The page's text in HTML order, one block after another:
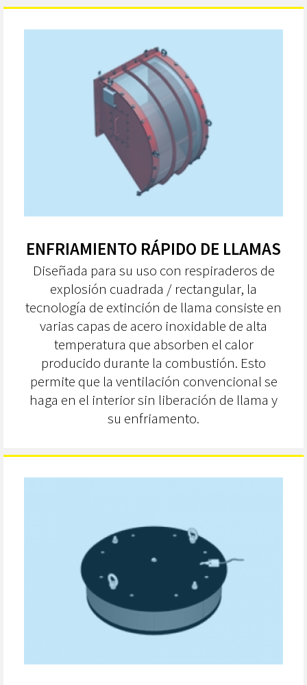
ENFRIAMIENTO RÁPIDO DE LLAMAS
Diseñada para su uso con respiraderos de
explosión cuadrada / rectangular, la
tecnología de extinción de llama consiste en
varias capas de acero inoxidable de alta
temperatura que absorben el calor
producido durante la combustión. Esto
permite que la ventilación convencional se
haga en el interior sin liberación de llama y
su enfriamento.